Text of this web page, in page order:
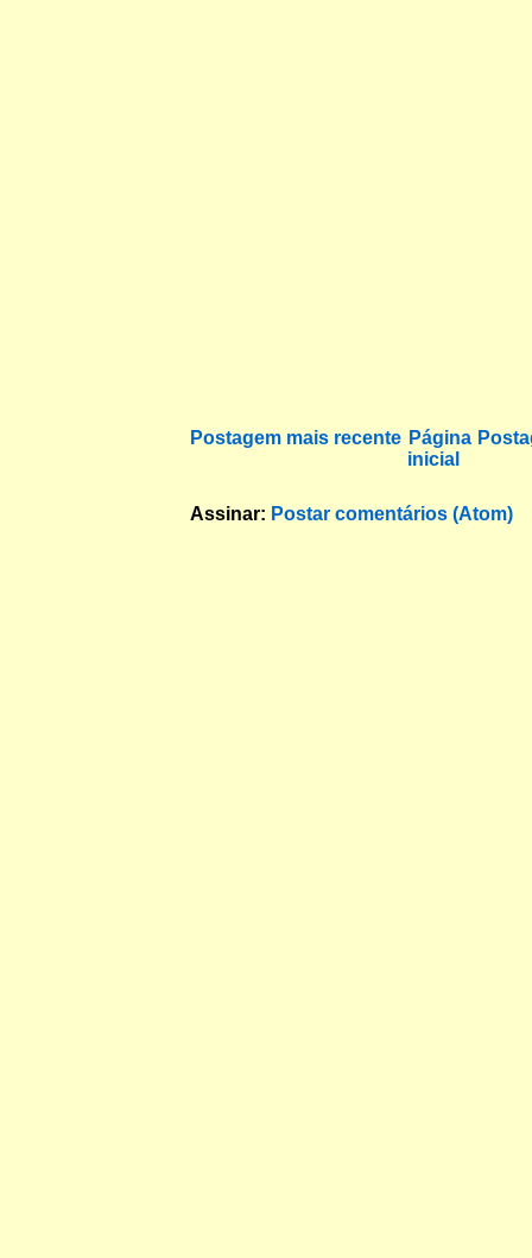
Postagem mais recente Página
inicial
Assinar: Postar comentários (Atom)